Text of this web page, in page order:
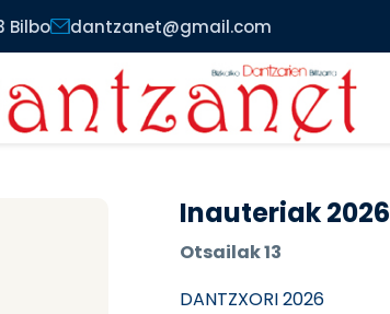
Bilbo dantzanet@gmail.com
Inauteriak 2026
Otsailak 13
DANTZXORI 2026